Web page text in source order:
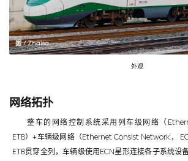
图 / Zhaisa
外观
网络拓扑
整车的网络控制系统采用列车级网络（
ETB）+车辆级网络（Ethernet Consist Network，
ETB贯穿全列，车辆级使用ECN星形连接各子系统设